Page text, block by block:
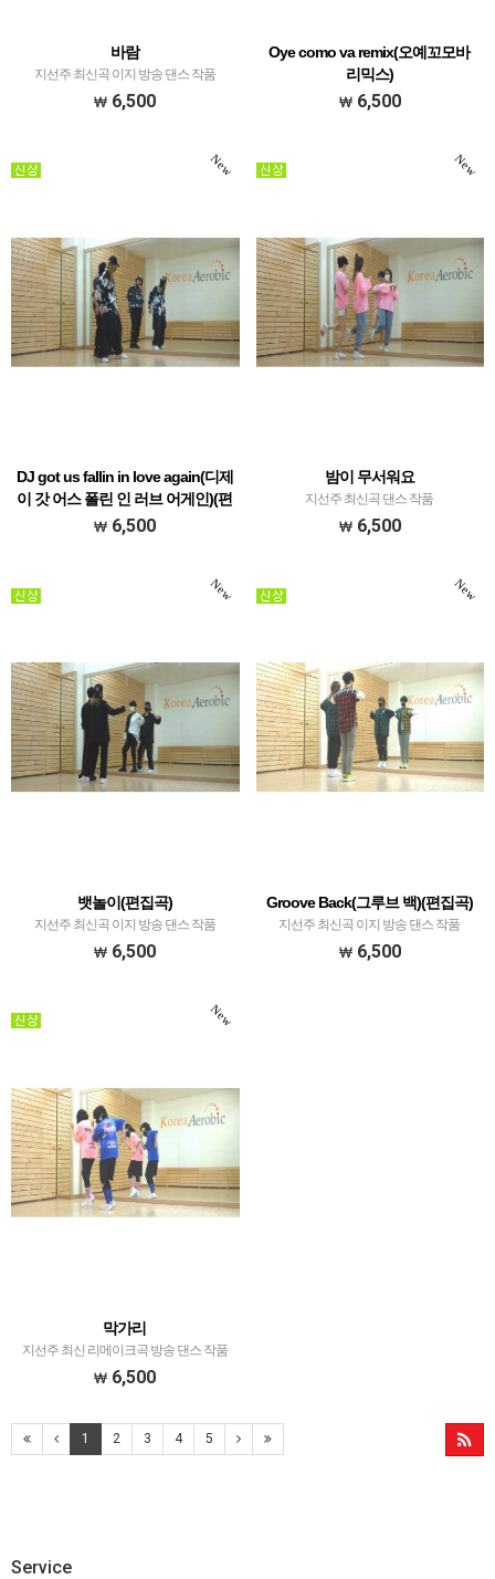
바람
지선주 최신곡 이지 방송 댄스 작품
6,500
Oye como va remix(오예꼬모바
리믹스)
지선주 라틴 창작 작품
6,500
New
DJ got us fallin in love again(디제
이 갓 어스 폴린 인 러브 어게인)(편
집곡)
6,500
New
밤이 무서워요
지선주 최신곡 댄스 작품
6,500
New
뱃놀이(편집곡)
지선주 최신곡 이지 방송 댄스 작품
6,500
New
Groove Back(그루브 백)(편집곡)
지선주 최신곡 이지 방송 댄스 작품
6,500
New
막가리
지선주 최신 리메이크곡 방송 댄스 작품
6,500
1 2 3 4 5
Service